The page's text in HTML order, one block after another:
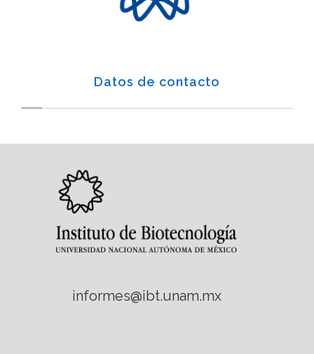
Datos de contacto
informes@ibt.unam.mx